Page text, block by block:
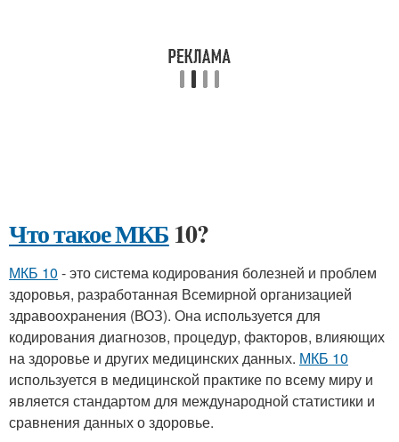
Что такое МКБ10?
МКБ 10 - это система кодирования болезней и проблем
здоровья, разработанная Всемирной организацией
здравоохранения (ВОЗ). Она используется для
кодирования диагнозов, процедур, факторов, влияющих
на здоровье и других медицинских данных. МКБ 10
используется в медицинской практике по всему миру и
является стандартом для международной статистики и
сравнения данных о здоровье.